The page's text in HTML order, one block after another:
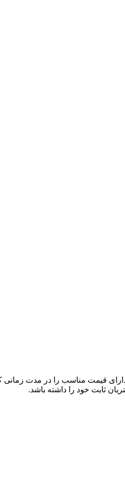
دارای قیمت مناسب را در مدت
ثابت خود را داشته باشد.